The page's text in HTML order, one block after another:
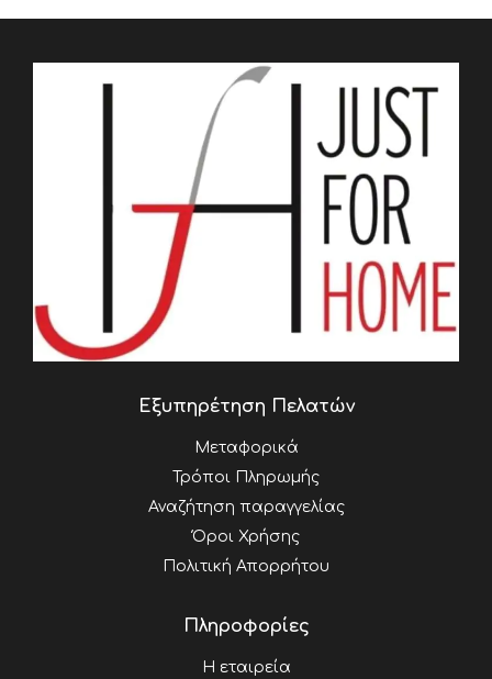
Εξυπηρέτηση Πελατών
Μεταφορικά
Τρόποι Πληρωμής
Αναζήτηση παραγγελίας
Όροι Χρήσης
Πολιτική Απορρήτου
Πληροφορίες
Η εταιρεία